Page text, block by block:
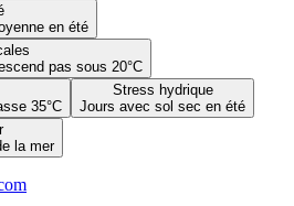
en été
pas sous 20°C
35°C
Stress hydrique
Jours avec sol sec en été
la mer